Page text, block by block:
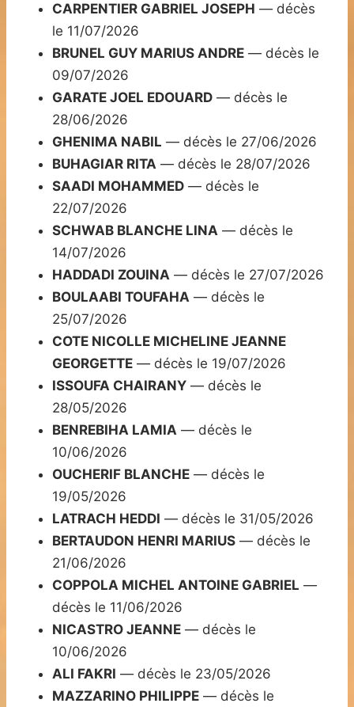
CARPENTIER GABRIEL JOSEPH — décès
le 11/07/2026
BRUNEL GUY MARIUS ANDRE — décès le
09/07/2026
GARATE JOEL EDOUARD — décès le
28/06/2026
GHENIMA NABIL — décès le 27/06/2026
BUHAGIAR RITA — décès le 28/07/2026
SAADI MOHAMMED — décès le
22/07/2026
SCHWAB BLANCHE LINA — décès le
14/07/2026
HADDADI ZOUINA — décès le 27/07/2026
BOULAABI TOUFAHA — décès le
25/07/2026
COTE NICOLLE MICHELINE JEANNE
GEORGETTE — décès le 19/07/2026
ISSOUFA CHAIRANY — décès le
28/05/2026
BENREBIHA LAMIA — décès le
10/06/2026
OUCHERIF BLANCHE — décès le
19/05/2026
LATRACH HEDDI — décès le 31/05/2026
BERTAUDON HENRI MARIUS — décès le
21/06/2026
COPPOLA MICHEL ANTOINE GABRIEL —
décès le 11/06/2026
NICASTRO JEANNE — décès le
10/06/2026
ALI FAKRI — décès le 23/05/2026
MAZZARINO PHILIPPE — décès le